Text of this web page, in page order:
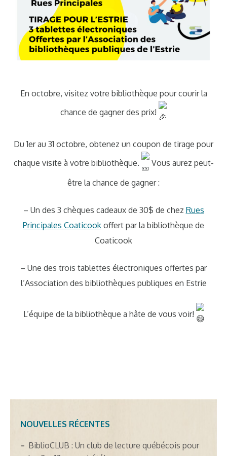
En octobre, visitez votre bibliothèque pour courir la
chance de gagner des prix!
Du 1er au 31 octobre, obtenez un coupon de tirage pour
chaque visite à votre bibliothèque.
Vous aurez peut-
être la chance de gagner :
– Un des 3 chèques cadeaux de 30$ de chez Rues
Principales Coaticook offert par la bibliothèque de
Coaticook
– Une des trois tablettes électroniques offertes par
l’Association des bibliothèques publiques en Estrie
L’équipe de la bibliothèque a hâte de vous voir!
NOUVELLES RÉCENTES
BiblioCLUB : Un club de lecture québécois pour